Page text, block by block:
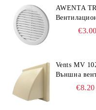
AWENTA
Ø150 mm,€3.00
Vents MV
Външна
решетка с
€8.20